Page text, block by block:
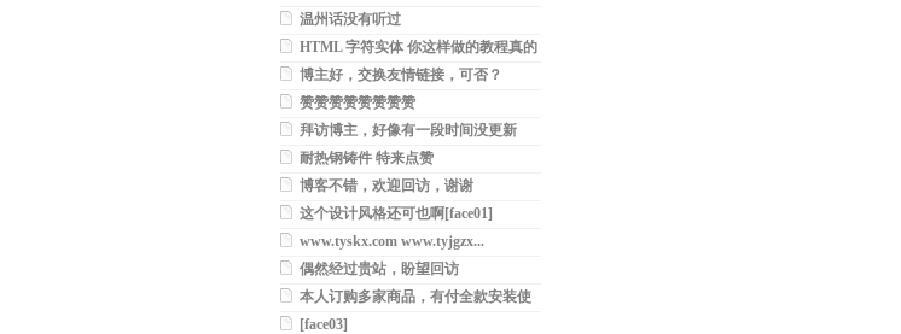
温州话没有听过
HTML 字符实体 你这样做的教程真的
好不错
博主好，交换友情链接，可否？
赞赞赞赞赞赞赞赞
拜访博主，好像有一段时间没更新
了，期待更新……
耐热钢铸件 特来点赞
博客不错，欢迎回访，谢谢
这个设计风格还可也啊[face01]
www.tyskx.com www.tyjgzx...
偶然经过贵站，盼望回访
本人订购多家商品，有付全款安装使
用的，有退订单的，...
[face03]